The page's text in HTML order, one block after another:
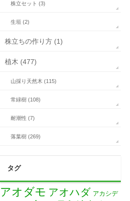
株立セット (3)
生垣 (2)
株立ちの作り方 (1)
植木 (477)
山採り天然木 (115)
常緑樹 (108)
耐潮性 (7)
落葉樹 (269)
タグ
アオダモ アオハダ アカシデ